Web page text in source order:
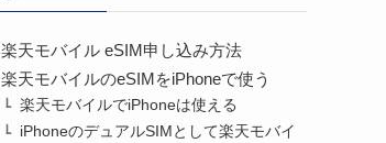
楽天モバイル eSIM申し込み方法
楽天モバイルのeSIMをiPhoneで使う
楽天モバイルでiPhoneは使える
iPhoneのデュアルSIMとして楽天モバイ